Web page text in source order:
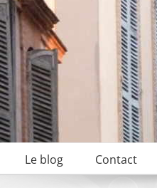
Le blog Contact